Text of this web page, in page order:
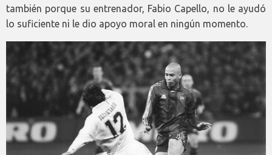
también porque su entrenador, Fabio Capello, no le ayudó
lo suficiente ni le dio apoyo moral en ningún momento.